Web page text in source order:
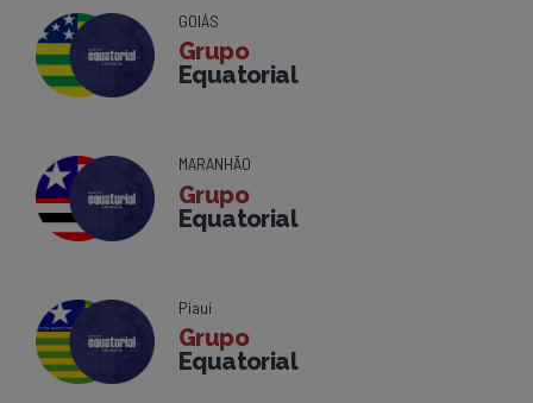
GOIÁS
Grupo
Equatorial
MARANHÃO
Grupo
Equatorial
Piauí
Grupo
Equatorial